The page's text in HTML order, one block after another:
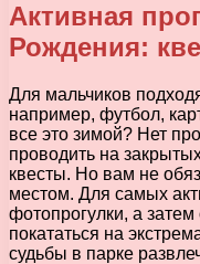
Активная
Рождения:
Для мальчиков
например, футбол,
все это зимой? Нет
проводить на
квесты. Но вам не
местом. Для самых
фотопрогулки, а затем
покататься на
судьбы в парке